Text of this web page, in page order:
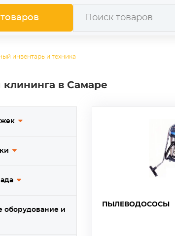
инвентарь и техника
клининга в Самаре
оборудование и
ПЫЛЕВОДОСОСЫ